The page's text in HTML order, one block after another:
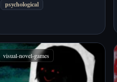
psychological
visual-novel-games